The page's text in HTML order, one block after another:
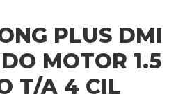
PLUS DMI
MOTOR 1.5
T/A 4 CIL